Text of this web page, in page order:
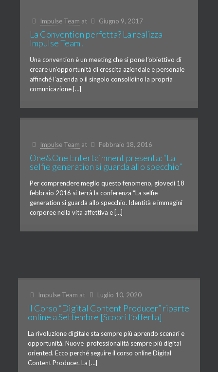
Impulse Team at Giugno 9, 2017
La Convention perfetta? La realizza
Impulse Team!
Una convention è un meeting che si pone l’obiettivo di
creare un’opportunità di crescita aziendale e personale
affinché l’azienda o il singolo consolidino la propria
comunicazione […]
Impulse Team at Febbraio 18, 2016
One&One Entertainment presenta: “La
selfie generation si guarda allo specchio”
Per comprendere meglio questo fenomeno, giovedì 18
febbraio 2016 si terrà la conferenza “La selfie
generation si guarda allo specchio. Identità e immagini
corporee nella vita affettiva e […]
Impulse Team at Luglio 10, 2020
Il Corso “Digital Content Producer” riparte
online a Settembre [Scopri l’offerta]
La rivoluzione digitale sta sempre più aprendo scenari e
opportunità. Nuove professionalità sempre più digital
oriented. Ecco perché seguire il corso online Digital
Content Producer. La […]